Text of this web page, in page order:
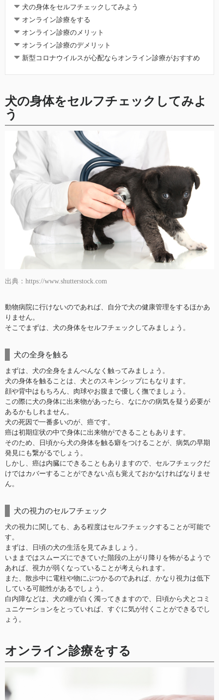
犬の身体をセルフチェックしてみよう
オンライン診療をする
オンライン診療のメリット
オンライン診療のデメリット
新型コロナウイルスが心配ならオンライン診療がおすすめ
犬の身体をセルフチェックしてみよ
う
出典：https://www.shutterstock.com
動物病院に行けないのであれば、自分で犬の健康管理をするほかあ
りません。
そこでまずは、犬の身体をセルフチェックしてみましょう。
犬の全身を触る
まずは、犬の全身をまんべんなく触ってみましょう。
犬の身体を触ることは、犬とのスキンシップにもなります。
顔や背中はもちろん、肉球やお腹まで優しく撫でましょう。
この際に犬の身体に出来物があったら、なにかの病気を疑う必要が
あるかもしれません。
犬の死因で一番多いのが、癌です。
癌は初期症状の中で身体に出来物ができることもあります。
そのため、日頃から犬の身体を触る癖をつけることが、病気の早期
発見にも繋がるでしょう。
しかし、癌は内臓にできることもありますので、セルフチェックだ
けではカバーすることができない点も覚えておかなければなりませ
ん。
犬の視力のセルフチェック
犬の視力に関しても、ある程度はセルフチェックすることが可能で
す。
まずは、日頃の犬の生活を見てみましょう。
いままではスムーズにできていた階段の上がり降りを怖がるようで
あれば、視力が弱くなっていることが考えられます。
また、散歩中に電柱や物にぶつかるのであれば、かなり視力は低下
している可能性があるでしょう。
白内障などは、犬の瞳が白く濁ってきますので、日頃から犬とコミ
ュニケーションをとっていれば、すぐに気が付くことができるでし
ょう。
オンライン診療をする